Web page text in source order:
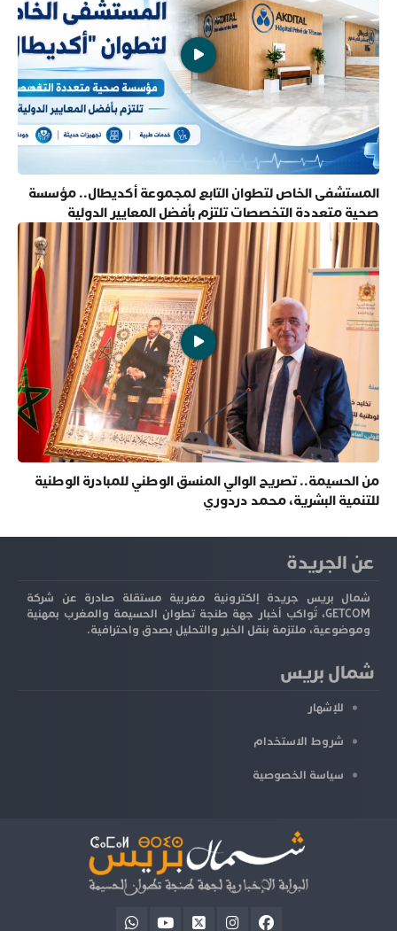
المستشفى الخاص لتطوان التابع لمجموعة أكديطال.. مؤسسة
صحية متعددة التخصصات تلتزم بأفضل المعايير الدولية
من الحسيمة.. تصريح الوالي المنسق الوطني للمبادرة الوطنية
للتنمية البشرية، محمد دردوري
عن الجريدة
شمال بريس جريدة إلكترونية مغربية مستقلة صادرة عن شركة
GETCOM، تُواكب أخبار جهة طنجة تطوان الحسيمة والمغرب بمهنية
وموضوعية، ملتزمة بنقل الخبر والتحليل بصدق واحترافية.
شمال بريس
للإشهار
شروط الاستخدام
سياسة الخصوصية